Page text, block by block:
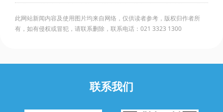
此网站新闻内容及使用图片均来自网络，仅供读者参考，版权归作者所
有，如有侵权或冒犯，请联系删除，联系电话：021 3323 1300
联系我们